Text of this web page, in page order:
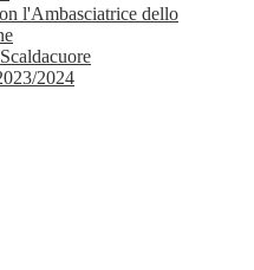
l'Ambasciatrice dello
2024